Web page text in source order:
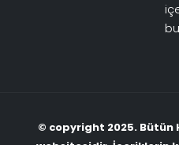
© copyright 2025. Bütün